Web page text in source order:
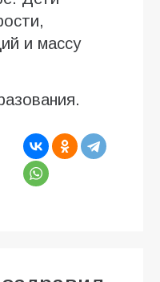
и массу